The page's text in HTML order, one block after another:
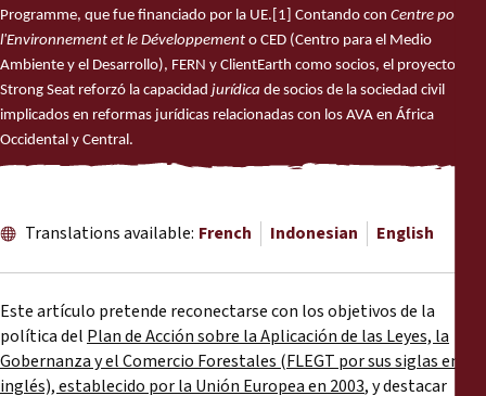
Press Room
Support Us
News
Reports
Press Releases
Legal Submissions
Declarations
Programme, que fue financiado por la UE. [1] Contando con Centre pour
l'Environnement et le Développement o CED (Centro para el Medio
Ambiente y el Desarrollo), FERN y ClientEarth como socios, el proyecto
Strong Seat reforzó la capacidad jurídica de socios de la sociedad civil
implicados en reformas jurídicas relacionadas con los AVA en África
Occidental y Central.
Translations available: French Indonesian English
Este artículo pretende reconectarse con los objetivos de la
política del Plan de Acción sobre la Aplicación de las Leyes, la
Gobernanza y el Comercio Forestales (FLEGT por sus siglas en
inglés), establecido por la Unión Europea en 2003, y destacar